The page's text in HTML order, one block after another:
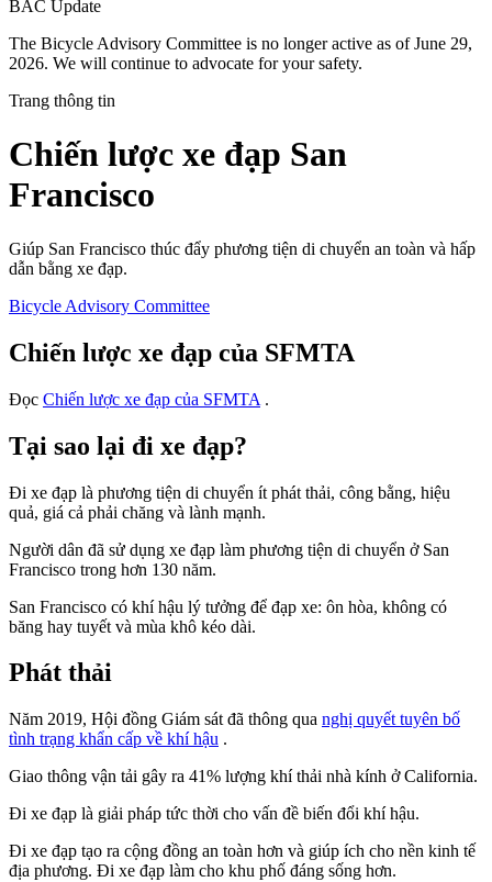
BAC Update
The Bicycle Advisory Committee is no longer active as of June 29,
2026. We will continue to advocate for your safety.
Trang thông tin
Chiến lược xe đạp San
Francisco
Giúp San Francisco thúc đẩy phương tiện di chuyển an toàn và hấp
dẫn bằng xe đạp.
Bicycle Advisory Committee
Chiến lược xe đạp của SFMTA
Đọc Chiến lược xe đạp của SFMTA .
Tại sao lại đi xe đạp?
Đi xe đạp là phương tiện di chuyển ít phát thải, công bằng, hiệu
quả, giá cả phải chăng và lành mạnh.
Người dân đã sử dụng xe đạp làm phương tiện di chuyển ở San
Francisco trong hơn 130 năm.
San Francisco có khí hậu lý tưởng để đạp xe: ôn hòa, không có
băng hay tuyết và mùa khô kéo dài.
Phát thải
Năm 2019, Hội đồng Giám sát đã thông qua nghị quyết tuyên bố
tình trạng khẩn cấp về khí hậu .
Giao thông vận tải gây ra 41% lượng khí thải nhà kính ở California.
Đi xe đạp là giải pháp tức thời cho vấn đề biến đổi khí hậu.
Đi xe đạp tạo ra cộng đồng an toàn hơn và giúp ích cho nền kinh tế
địa phương. Đi xe đạp làm cho khu phố đáng sống hơn.